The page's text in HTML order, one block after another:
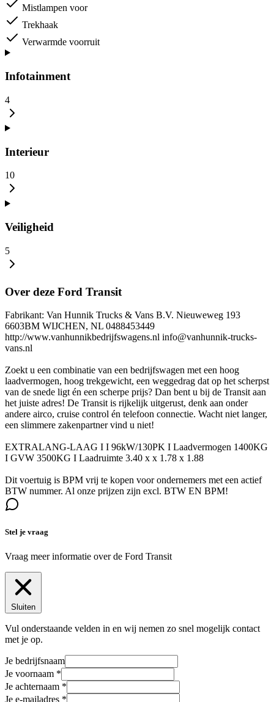
Mistlampen voor
Trekhaak
Verwarmde voorruit
Infotainment
4
Interieur
10
Veiligheid
5
Over deze Ford Transit
Fabrikant: Van Hunnik Trucks & Vans B.V. Nieuweweg 193
6603BM WIJCHEN, NL 0488453449
http://www.vanhunnikbedrijfswagens.nl info@vanhunnik-trucks-
vans.nl
Zoekt u een combinatie van een bedrijfswagen met een hoog
laadvermogen, hoog trekgewicht, een weggedrag dat op het scherpst
van de snede ligt én een scherpe prijs? Dan bent u bij de Transit aan
het juiste adres! De Transit is rijkelijk uitgerust, denk aan onder
andere airco, cruise control én telefoon connectie. Wacht niet langer,
een slimmere zakenpartner vind u niet!
EXTRALANG-LAAG I I 96kW/130PK I Laadvermogen 1400KG
I GVW 3500KG I Laadruimte 3.40 x x 1.78 x 1.88
Dit voertuig is BPM vrij te kopen voor ondernemers met een actief
BTW nummer. Al onze prijzen zijn excl. BTW EN BPM!
Stel je vraag
Vraag meer informatie over de Ford Transit
Sluiten
Vul onderstaande velden in en wij nemen zo snel mogelijk contact
met je op.
Je bedrijfsnaam
Je voornaam
Je achternaam
Je e-mailadres